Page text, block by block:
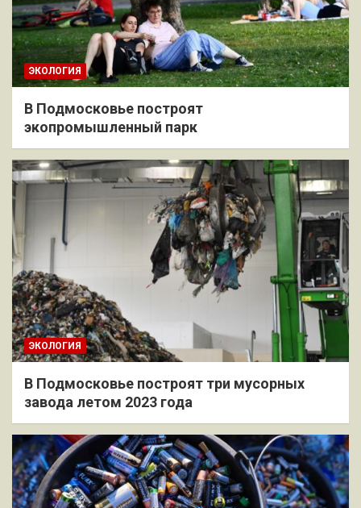
ЭКОЛОГИЯ
В Подмосковье построят
экопромышленный парк
ЭКОЛОГИЯ
В Подмосковье построят три мусорных
завода летом 2023 года